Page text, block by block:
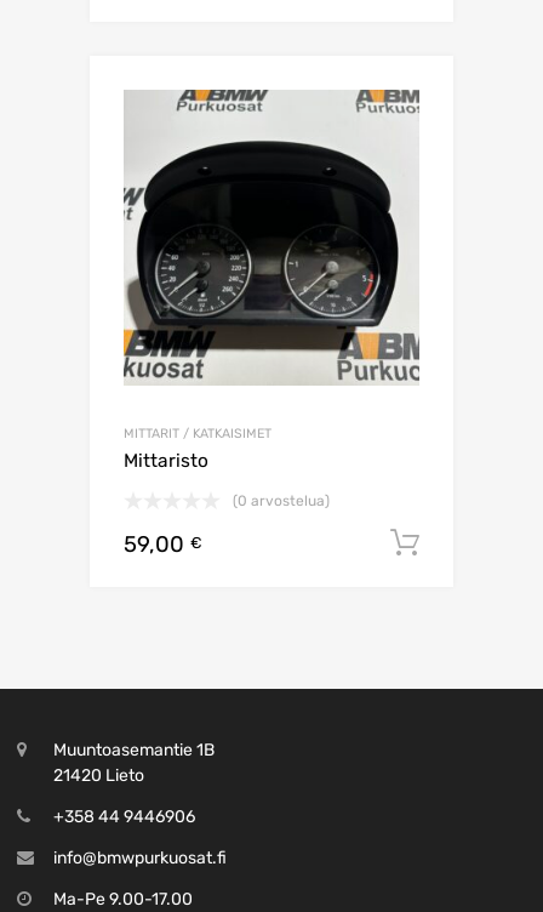
MITTARIT / KATKAISIMET
Mittaristo
(0 arvostelua)
59,00 €
Muuntoasemantie 1B
21420 Lieto
+358 44 9446906
info@bmwpurkuosat.fi
Ma-Pe 9.00-17.00